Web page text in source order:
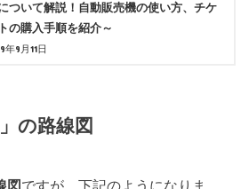
ついて解説！自動販売機の使い方、チケ
の購入手順を紹介～
年9月11日
の路線図
図ですが、下記のようになりま